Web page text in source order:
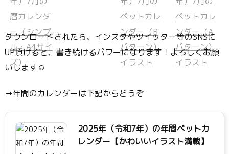
ダウンロードされたら、インスタやツイッター等のSNSに
UP頂けると、書き続けるパワーになります！よろしくお願
いします☺
→年間のカレンダーは下記からどうぞ
2025年（令和7年）の年間ペットカ
レンダー【かわいいイラスト満載】